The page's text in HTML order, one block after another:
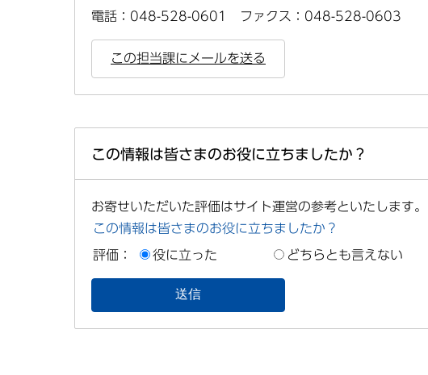
電話：048-528-0601 ファクス：048-528-0603
この担当課にメールを送る
この情報は皆さまのお役に立ちましたか？
お寄せいただいた評価はサイト運営の参考といたします。
この情報は皆さまのお役に立ちましたか？
評価： 役に立った どちらとも言えない